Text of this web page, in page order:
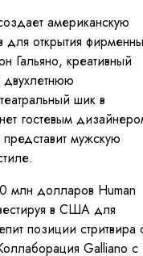
американскую
открытия
Гальяно, креативный
двухлетнюю
шик в
гостевым
мужскую
млн долларов Human
в США для
позиции стритвира
Galliano с